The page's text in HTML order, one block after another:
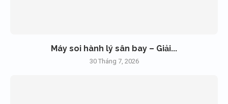
Máy soi hành lý sân bay – Giải...
30 Tháng 7, 2026